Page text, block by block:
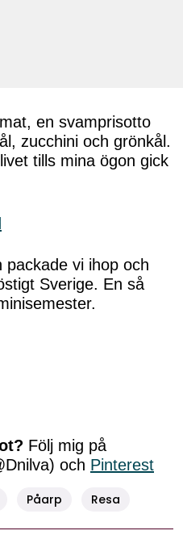
en svamprisotto
zucchini och grönkål.
tills mina ögon gick
packade vi ihop och
Sverige. En så
Följ mig på
och Pinterest
Påarp Resa